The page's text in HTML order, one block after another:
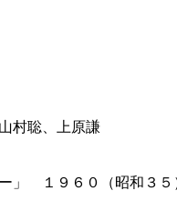
村聡、上原謙
ー」 １９６０（昭和３